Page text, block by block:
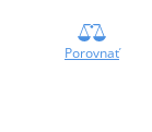
Porovnať